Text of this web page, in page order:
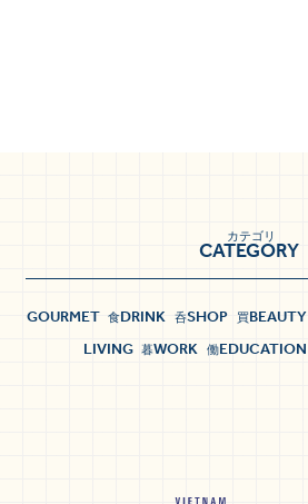
CATEGORY
カテゴリ
GOURMET 食DRINK 呑SHOP 買BEAUTY
LIVING 暮WORK 働EDUCATION